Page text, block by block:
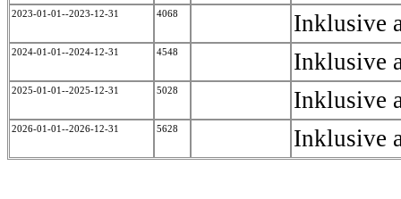
2023-01-01--2023-12-31 4068 Inklusive
2024-01-01--2024-12-31 4548 Inklusive
2025-01-01--2025-12-31 5028 Inklusive
2026-01-01--2026-12-31 5628 Inklusive